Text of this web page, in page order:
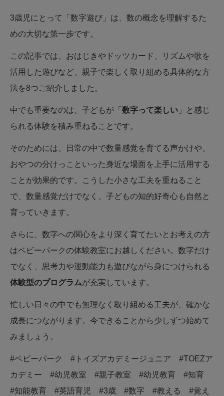
3歳児にとって「数字遊び」は、数の概念を理解するた
めの大切な第一歩です。
この記事では、おはじきやドッツカード、リズムや歌を
活用した遊びなど、親子で楽しく取り組める具体的な方
法を8つご紹介しました。
中でも重要なのは、子どもが「 数字って楽しい 」と感じ
られる体験を積み重ねることです。
そのためには、日常の中で数量感覚を育てる声かけや、
おやつの分けっこといった身近な場面を上手に活用する
ことが効果的です。こうした小さな工夫を重ねること
で、数量感覚だけでなく、子どもの知的好奇心も自然と
育っていきます。
さらに、数字への関心をより深く育てたいとお考えの方
はベビーパークの体験教室にお越しください。数字だけ
でなく、思考力や運動能力も遊びながら身につけられる
体験型のプログラムが充実しています。
忙しい日々の中でも無理なく取り組める工夫が、確かな
成長につながります。今できることから少しずつ始めて
みましょう。
#ベビーパーク #トイズアカデミージュニア #TOEZア
カデミー #幼児教室 #親子教室 #幼児教育 #知育
#知能教育 #英語育児 #3歳 #数字 #教える #覚え